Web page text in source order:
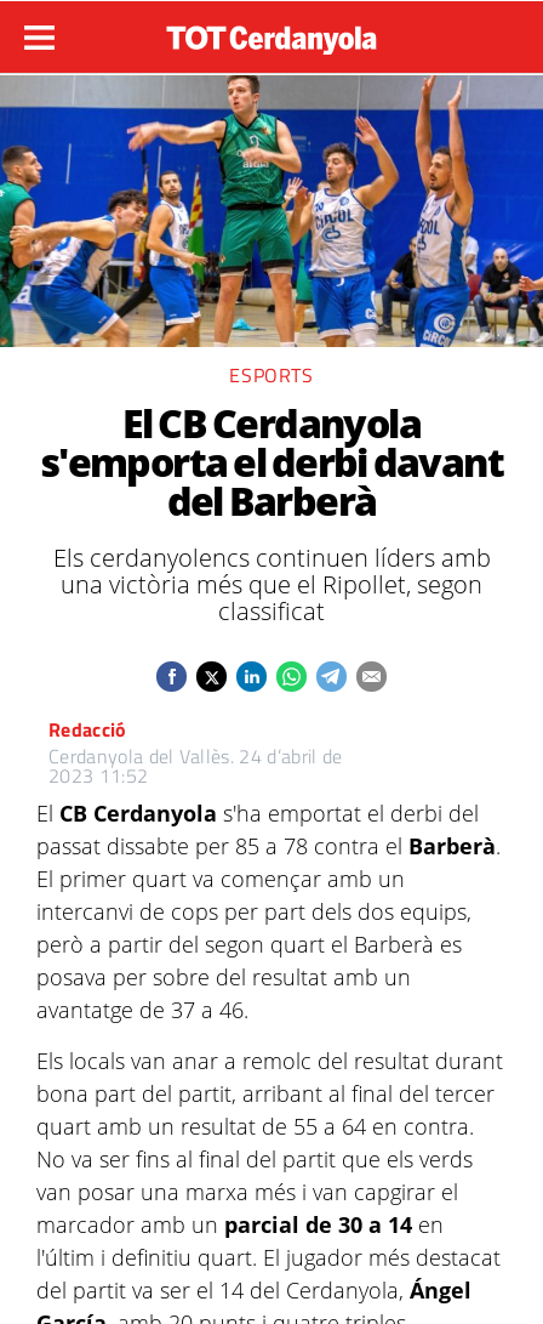
ESPORTS
El CB Cerdanyola
s'emporta el derbi davant
del Barberà
Els cerdanyolencs continuen líders amb
una victòria més que el Ripollet, segon
classificat
Redacció
Cerdanyola del Vallès. 24 d’abril de
2023 11:52
El CB Cerdanyola s'ha emportat el derbi del
passat dissabte per 85 a 78 contra el Barberà.
El primer quart va començar amb un
intercanvi de cops per part dels dos equips,
però a partir del segon quart el Barberà es
posava per sobre del resultat amb un
avantatge de 37 a 46.
Els locals van anar a remolc del resultat durant
bona part del partit, arribant al final del tercer
quart amb un resultat de 55 a 64 en contra.
No va ser fins al final del partit que els verds
van posar una marxa més i van capgirar el
marcador amb un parcial de 30 a 14 en
l'últim i definitiu quart. El jugador més destacat
del partit va ser el 14 del Cerdanyola, Ángel